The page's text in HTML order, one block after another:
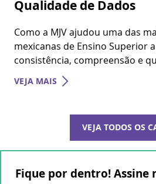
Como a MJV ajudou uma das
mexicanas de Ensino Superior a
consistência, compreensão e
VEJA MAIS
Fique por dentro! Assine
newsletter!